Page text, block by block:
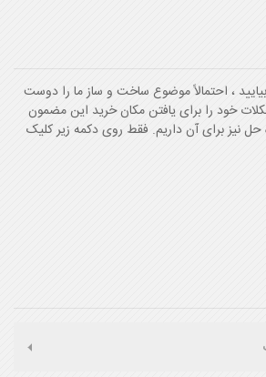
بیایید ، احتمالاً موضوع ساخت و ساز ما را دوست
خود را برای یافتن مکان خرید این مضمون
نیز برای آن داریم. فقط روی دکمه زیر کلیک